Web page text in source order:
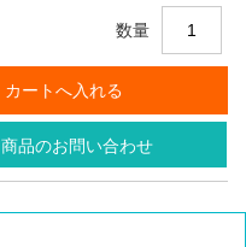
数量
商品のお問い合わせ